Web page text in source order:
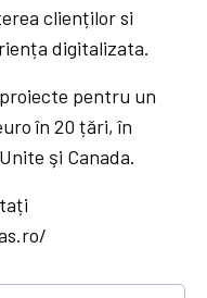
clienților si
digitalizata.
pentru un
în 20 țări, în
şi Canada.